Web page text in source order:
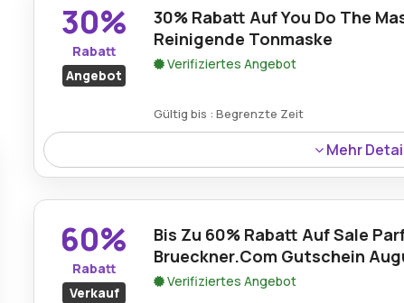
30%
Rabatt
Angebot
30% Rabatt Auf You Do The
Reinigende Tonmaske
Verifiziertes Angebot
Gültig bis : Begrenzte Zeit
Mehr
Käufer können 30% Rabatt auf die You Do The Mask –
tiefenreinigende Wirkung, Hautpflegevorteile und
60%
Rabatt
Verkauf
Bis Zu 60% Rabatt Auf Sale
Brueckner.Com Gutschein
Verifiziertes Angebot